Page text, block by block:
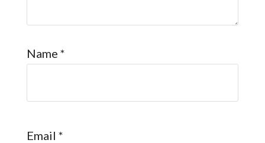
Name *
Email *